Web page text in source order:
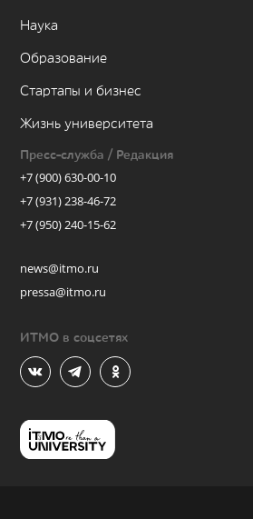
Наука
Образование
Стартапы и бизнес
Жизнь университета
Пресс-служба / Редакция
+7 (900) 630-00-10
+7 (931) 238-46-72
+7 (950) 240-15-62
news@itmo.ru
pressa@itmo.ru
ИТМО в соцсетях